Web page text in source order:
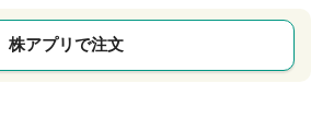
株アプリで注文